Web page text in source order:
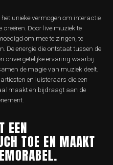
unieke vermogen om interactie
creëren. Door live muziek te
om mee te zingen, te
De energie die ontstaat tussen de
onvergetelijke ervaring waarbij
de magie van muziek deelt.
en luisteraars die een
maakt en bijdraagt aan de
EEN
TOE EN MAAKT